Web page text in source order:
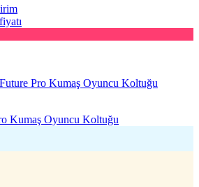
Kumaş Oyuncu Koltuğu